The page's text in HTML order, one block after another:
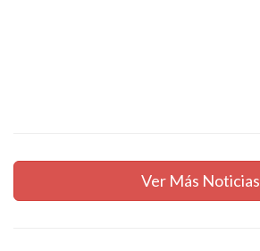
Ver Más Noticias